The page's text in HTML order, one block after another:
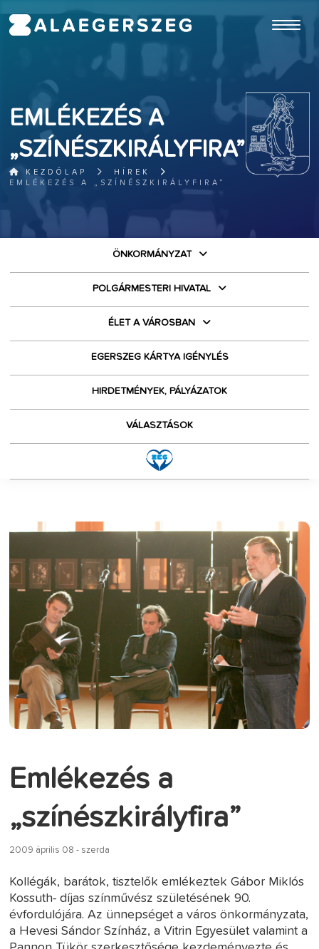
EMLÉKEZÉS A
„SZÍNÉSZKIRÁLYFIRA”
KEZDŐLAP
HÍREK
EMLÉKEZÉS A „SZÍNÉSZKIRÁLYFIRA”
ÖNKORMÁNYZAT
POLGÁRMESTERI HIVATAL
ÉLET A VÁROSBAN
EGERSZEG KÁRTYA IGÉNYLÉS
HIRDETMÉNYEK, PÁLYÁZATOK
VÁLASZTÁSOK
Emlékezés a
„színészkirályfira”
2009 április 08 - szerda
Kollégák, barátok, tisztelők emlékeztek Gábor Miklós
Kossuth- díjas színművész születésének 90.
évfordulójára. Az ünnepséget a város önkormányzata,
a Hevesi Sándor Színház, a Vitrin Egyesület valamint a